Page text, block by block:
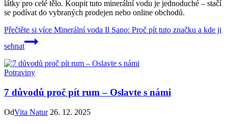
látky pro celé tělo. Koupit tuto minerální vodu je jednoduché – stačí
se podívat do vybraných prodejen nebo online obchodů.
Přečtěte si více Minerální voda Il Sano: Proč pít tuto značku a kde ji
sehnat
Potraviny
7 důvodů proč pít rum – Oslavte s námi
OdVita Natur 26. 12. 2025